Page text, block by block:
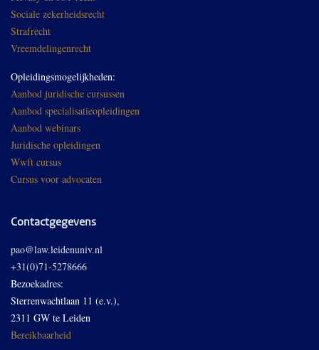
Sociale zekerheidsrecht
Strafrecht
Vreemdelingenrecht
Opleidingsmogelijkheden:
Aanbod juridische cursussen
Aanbod specialisatieopleidingen
Aanbod webinars
Juridische opleidingen
Wwft cursus
Cursus voor advocaten
Contactgegevens
pao@law.leidenuniv.nl
+31(0)71-5278666
Bezoekadres:
Sterrenwachtlaan 11 (e.v.),
2311 GW te Leiden
Bereikbaarheid